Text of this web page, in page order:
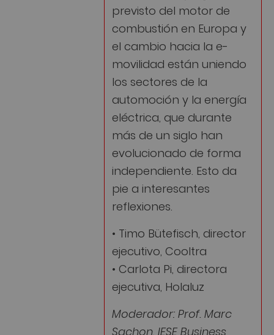
previsto del motor de
combustión en Europa y
el cambio hacia la e-
movilidad están uniendo
los sectores de la
automoción y la energía
eléctrica, que durante
más de un siglo han
evolucionado de forma
independiente. Esto da
pie a interesantes
reflexiones.
• Timo Bütefisch, director
ejecutivo, Cooltra
• Carlota Pi, directora
ejecutiva, Holaluz
Moderador: Prof. Marc
Sachon, IESE Business